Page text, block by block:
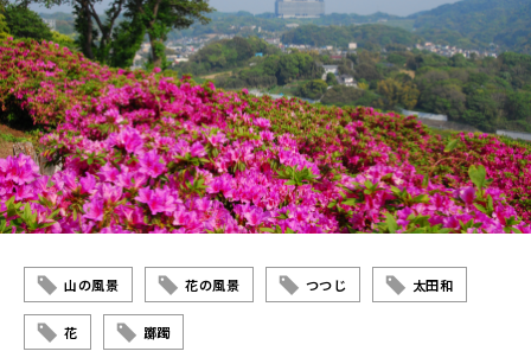
山の風景 花の風景 つつじ 太田和
花 躑躅